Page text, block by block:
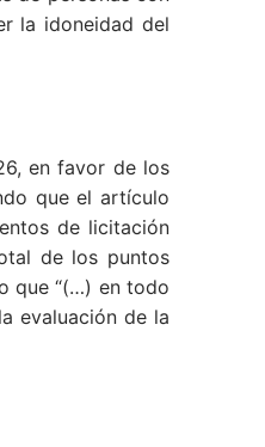
la idoneidad del
en favor de los
que el artículo
de licitación
de los puntos
que “(…) en todo
evaluación de la